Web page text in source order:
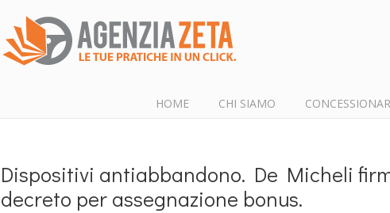
HOME CHI SIAMO
Dispositivi antiabbandono. De Micheli
decreto per assegnazione bonus.